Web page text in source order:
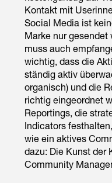
Kontakt mit
Social Media ist
Marke nur gesendet
muss auch
wichtig, dass die
ständig aktiv
organisch) und die
richtig eingeordnet
Reportings, die
Indicators
wie ein aktives
dazu: Die Kunst der
Community